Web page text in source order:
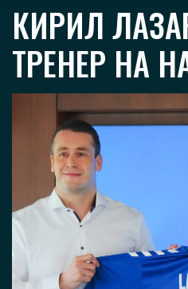
КИРИЛ
ТРЕНЕР НА